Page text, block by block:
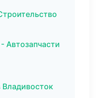
Автозапчасти